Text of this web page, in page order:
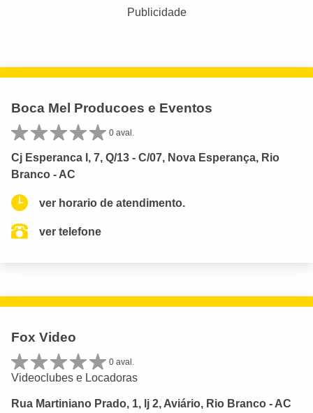
Publicidade
Boca Mel Producoes e Eventos
0 aval.
Cj Esperanca I, 7, Q/13 - C/07, Nova Esperança, Rio
Branco - AC
ver horario de atendimento.
ver telefone
Fox Video
0 aval.
Videoclubes e Locadoras
Rua Martiniano Prado, 1, lj 2, Aviário, Rio Branco - AC